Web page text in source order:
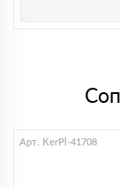
Арт. KerPl-41708